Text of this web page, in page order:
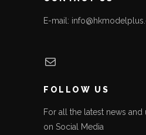
E-mail:
Mail
FOLLOW US
For all the latest news
on Social Media